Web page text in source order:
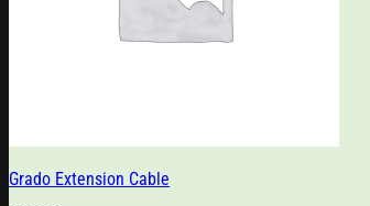
Grado Extension Cable